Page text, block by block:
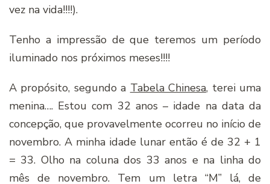
vez na vida!!!!).
Tenho a impressão de que teremos um período
iluminado nos próximos meses!!!!
A propósito, segundo a Tabela Chinesa, terei uma
menina…. Estou com 32 anos – idade na data da
concepção, que provavelmente ocorreu no início de
novembro. A minha idade lunar então é de 32 + 1
= 33. Olho na coluna dos 33 anos e na linha do
mês de novembro. Tem um letra “M” lá, de